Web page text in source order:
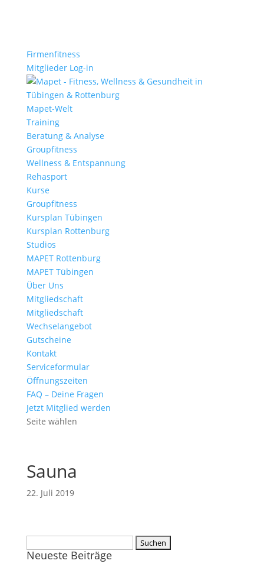
Firmenfitness
Mitglieder Log-in
Mapet-Welt
Training
Beratung & Analyse
Groupfitness
Wellness & Entspannung
Rehasport
Kurse
Groupfitness
Kursplan Tübingen
Kursplan Rottenburg
Studios
MAPET Rottenburg
MAPET Tübingen
Über Uns
Mitgliedschaft
Mitgliedschaft
Wechselangebot
Gutscheine
Kontakt
Serviceformular
Öffnungszeiten
FAQ – Deine Fragen
Jetzt Mitglied werden
Seite wählen
Sauna
22. Juli 2019
nach:
Neueste Beiträge